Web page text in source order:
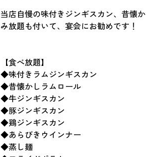
当店自慢の味付きジンギスカン、昔懐
み放題も付いて、宴会にお勧めです！
【食べ放題】
◆味付きラムジンギスカン
◆昔懐かしラムロール
◆牛ジンギスカン
◆豚ジンギスカン
◆鶏ジンギスカン
◆あらびきウインナー
◆蒸し麺